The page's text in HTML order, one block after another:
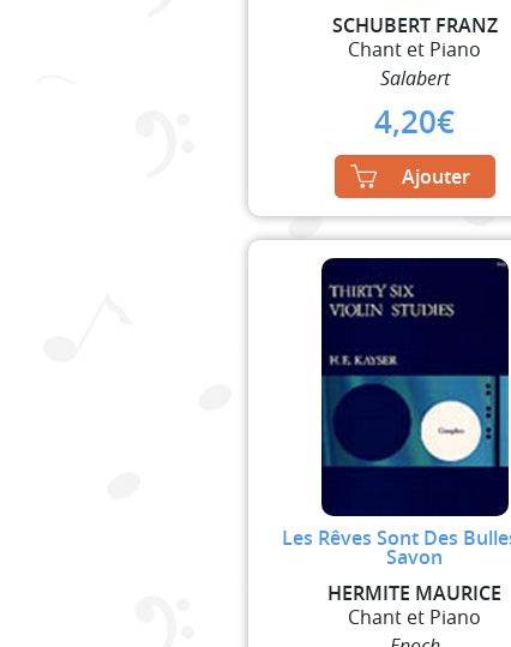
SCHUBERT FRANZ
Chant et Piano
Salabert
4,20€
Ajouter
Les Rêves Sont Des
Savon
HERMITE MAURICE
Chant et Piano